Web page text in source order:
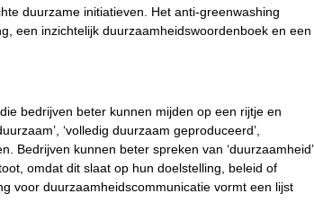
duurzame initiatieven. Het anti-greenwashing
een inzichtelijk duurzaamheidswoordenboek en een
bedrijven beter kunnen mijden op een rijtje en
‘volledig duurzaam geproduceerd’,
Bedrijven kunnen beter spreken van ‘duurzaamheid’
omdat dit slaat op hun doelstelling, beleid of
voor duurzaamheidscommunicatie vormt een lijst